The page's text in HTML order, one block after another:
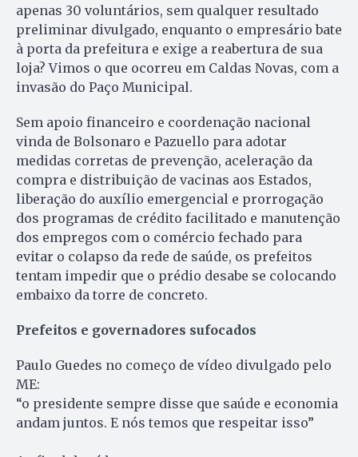
apenas 30 voluntários, sem qualquer resultado
preliminar divulgado, enquanto o empresário bate
à porta da prefeitura e exige a reabertura de sua
loja? Vimos o que ocorreu em Caldas Novas, com a
invasão do Paço Municipal.
Sem apoio financeiro e coordenação nacional
vinda de Bolsonaro e Pazuello para adotar
medidas corretas de prevenção, aceleração da
compra e distribuição de vacinas aos Estados,
liberação do auxílio emergencial e prorrogação
dos programas de crédito facilitado e manutenção
dos empregos com o comércio fechado para
evitar o colapso da rede de saúde, os prefeitos
tentam impedir que o prédio desabe se colocando
embaixo da torre de concreto.
Prefeitos e governadores sufocados
Paulo Guedes no começo de vídeo divulgado pelo
ME:
“o presidente sempre disse que saúde e economia
andam juntos. E nós temos que respeitar isso”